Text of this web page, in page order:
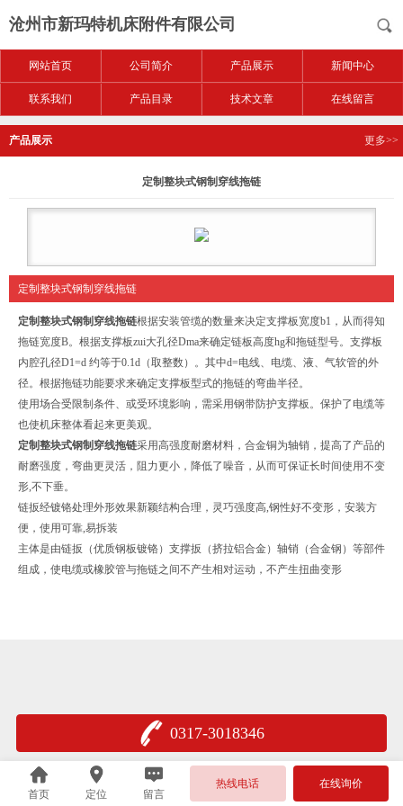
沧州市新玛特机床附件有限公司
网站首页 公司简介 产品展示 新闻中心
联系我们 产品目录 技术文章 在线留言
产品展示 更多>>
定制整块式钢制穿线拖链
定制整块式钢制穿线拖链
定制整块式钢制穿线拖链根据安装管缆的数量来决定支撑板宽度b1，从而得知
拖链宽度B。根据支撑板zui大孔径Dma来确定链板高度hg和拖链型号。支撑板
内腔孔径D1=d 约等于0.1d（取整数）。其中d=电线、电缆、液、气软管的外
径。根据拖链功能要求来确定支撑板型式的拖链的弯曲半径。
使用场合受限制条件、或受环境影响，需采用钢带防护支撑板。保护了电缆等
也使机床整体看起来更美观。
定制整块式钢制穿线拖链采用高强度耐磨材料，合金铜为轴销，提高了产品的
耐磨强度，弯曲更灵活，阻力更小，降低了噪音，从而可保证长时间使用不变
形,不下垂。
链扳经镀铬处理外形效果新颖结构合理，灵巧强度高,钢性好不变形，安装方
便，使用可靠,易拆装
主体是由链扳（优质钢板镀铬）支撑扳（挤拉铝合金）轴销（合金钢）等部件
组成，使电缆或橡胶管与拖链之间不产生相对运动，不产生扭曲变形
0317-3018346
首页 定位 留言
热线电话 在线询价